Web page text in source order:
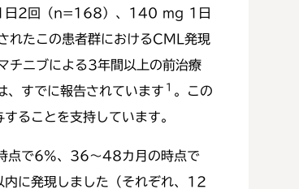
日2回（n=168）、140 mg 1日
たこの患者群におけるCML発現
ニブによる3年間以上の前治療
、すでに報告されています １ 。この
ることを支持しています。
点で6%、36～48カ月の時点で
に発現しました（それぞれ、12